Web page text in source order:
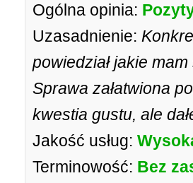
Ogólna opinia:
Uzasadnienie:
powiedział jakie
Sprawa załatwiona
kwestia gustu, ale
Jakość usług:
Terminowość: Bez